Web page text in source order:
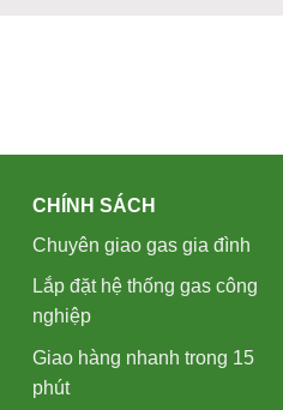
CHÍNH SÁCH
Chuyên giao gas gia đình
Lắp đặt hệ thống gas công
nghiệp
Giao hàng nhanh trong 15
phút